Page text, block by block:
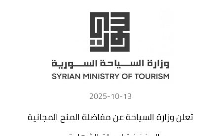
2025-10-13
تعلن وزارة السياحة عن مفاضلة المنح المجانية